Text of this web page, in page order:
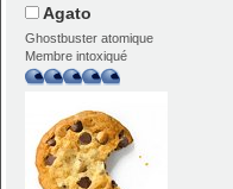
Agato
Ghostbuster atomique
Membre intoxiqué